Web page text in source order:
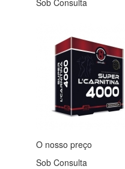
Sob Consulta
O nosso preço
Sob Consulta